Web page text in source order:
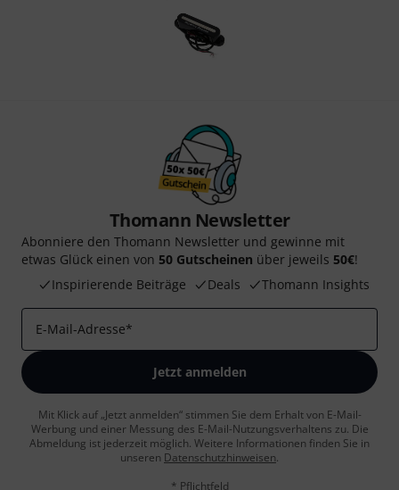
Thomann Newsletter
Abonniere den Thomann Newsletter und gewinne mit
etwas Glück einen von 50 Gutscheinen über jeweils 50€!
Inspirierende Beiträge
Deals Thomann Insights
E-Mail-Adresse*
Jetzt anmelden
Mit Klick auf „Jetzt anmelden“ stimmen Sie dem Erhalt von E-Mail-
Werbung und einer Messung des E-Mail-Nutzungsverhaltens zu. Die
Abmeldung ist jederzeit möglich. Weitere Informationen finden Sie in
unseren Datenschutzhinweisen.
* Pflichtfeld